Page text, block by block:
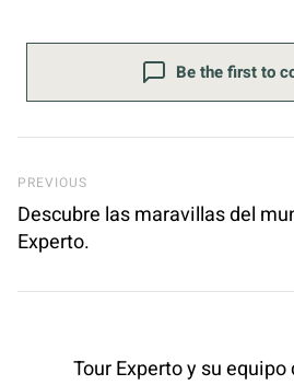
Be the first to
Previous Post
PREVIOUS
Descubre las maravillas del
Experto.
Tour Experto y su